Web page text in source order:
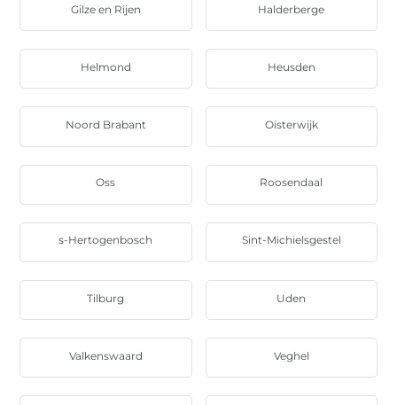
Gilze en Rijen Halderberge
Helmond Heusden
Noord Brabant Oisterwijk
Oss Roosendaal
s-Hertogenbosch Sint-Michielsgestel
Tilburg Uden
Valkenswaard Veghel